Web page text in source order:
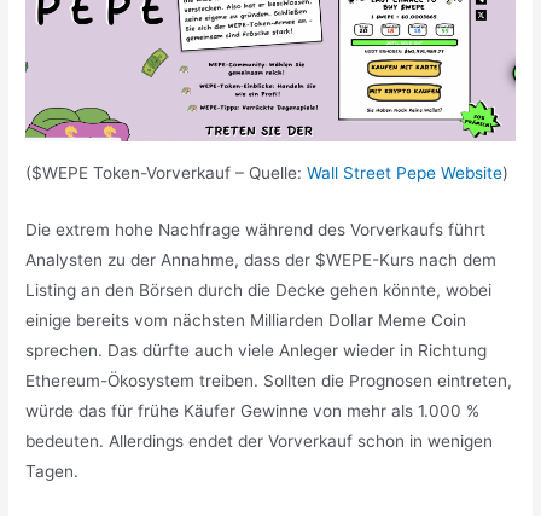
($WEPE Token-Vorverkauf – Quelle:Wall Street Pepe Website)
Die extrem hohe Nachfrage während des Vorverkaufs führt
Analysten zu der Annahme, dass der $WEPE-Kurs nach dem
Listing an den Börsen durch die Decke gehen könnte, wobei
einige bereits vom nächsten Milliarden Dollar Meme Coin
sprechen. Das dürfte auch viele Anleger wieder in Richtung
Ethereum-Ökosystem treiben. Sollten die Prognosen eintreten,
würde das für frühe Käufer Gewinne von mehr als 1.000 %
bedeuten. Allerdings endet der Vorverkauf schon in wenigen
Tagen.